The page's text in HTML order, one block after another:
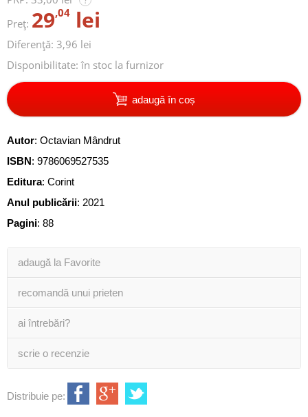
Preț: 29,04 lei
Diferență: 3,96 lei
Disponibilitate: în stoc la furnizor
adaugă în coș
Autor: Octavian Mândrut
ISBN: 9786069527535
Editura: Corint
Anul publicării: 2021
Pagini: 88
adaugă la Favorite
recomandă unui prieten
ai întrebări?
scrie o recenzie
Distribuie pe: